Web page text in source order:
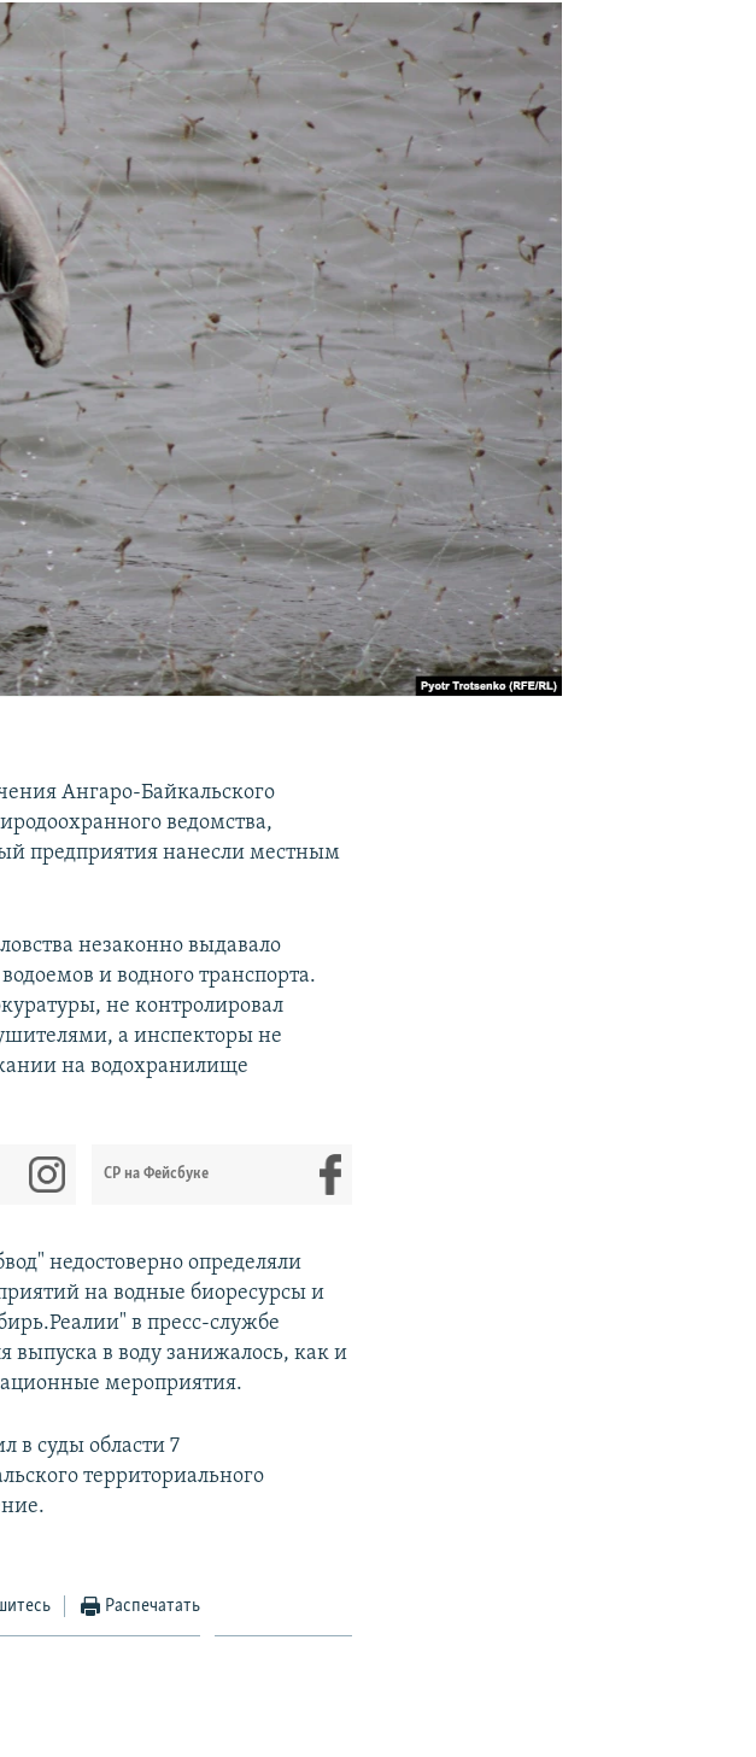
Ангаро-Байкальского
ведомства,
предприятия нанесли местным
незаконно выдавало
и водного транспорта.
не контролировал
а инспекторы не
на водохранилище
СР на Фейсбуке
недостоверно определяли
на водные биоресурсы и
в пресс-службе
выпуска в воду занижалось, как и
мероприятия.
в суды области 7
территориального
Распечатать